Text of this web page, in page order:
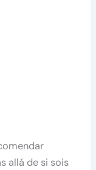
allá de si sois